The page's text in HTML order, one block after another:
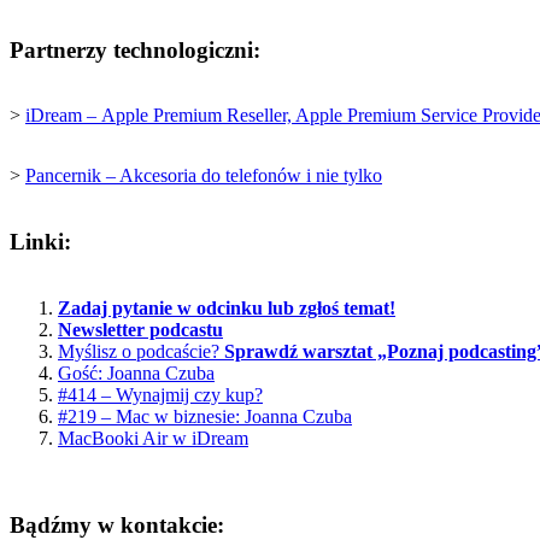
Partnerzy technologiczni:
> iDream – Apple Premium Reseller, Apple Premium Service
> Pancernik – Akcesoria do telefonów i nie tylko
Linki:
Zadaj pytanie w odcinku lub zgłoś temat!
Newsletter podcastu
Myślisz o podcaście? Sprawdź warsztat „Poznaj
Gość: Joanna Czuba
#414 – Wynajmij czy kup?
#219 – Mac w biznesie: Joanna Czuba
MacBooki Air w iDream
Bądźmy w kontakcie: